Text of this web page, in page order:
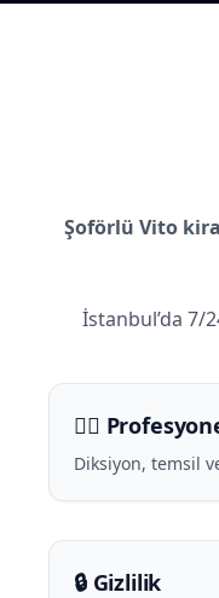
Şoförlü Vito
İstanbul’da 7/
🧑‍✈️
Diksiyon, temsil
🔒 Gizlilik